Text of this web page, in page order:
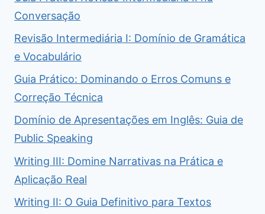
Conversação
Revisão Intermediária I: Domínio de Gramática
e Vocabulário
Guia Prático: Dominando o Erros Comuns e
Correção Técnica
Domínio de Apresentações em Inglês: Guia de
Public Speaking
Writing III: Domine Narrativas na Prática e
Aplicação Real
Writing II: O Guia Definitivo para Textos